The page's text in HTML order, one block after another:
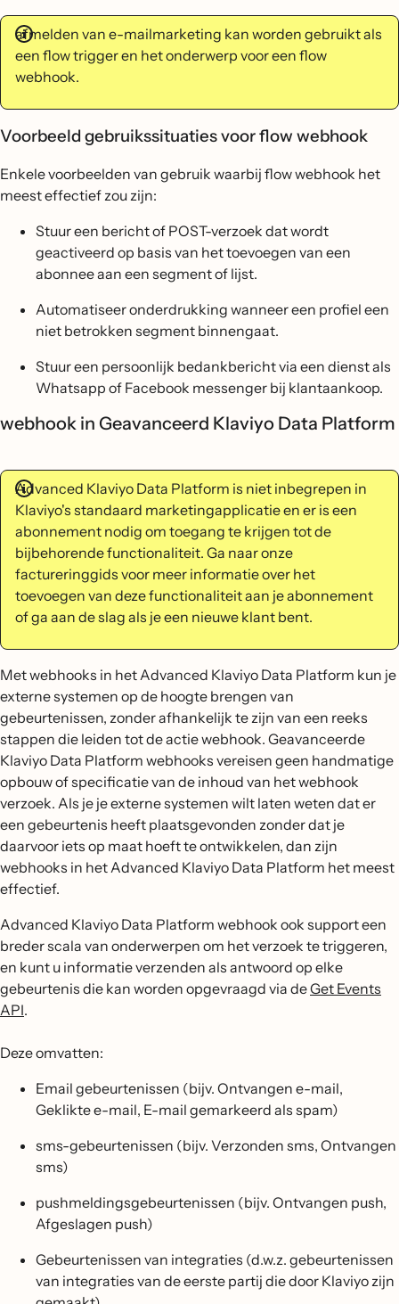
afmelden van e-mailmarketing kan worden gebruikt als
een flow trigger en het onderwerp voor een flow
webhook.
Voorbeeld gebruikssituaties voor flow webhook
Enkele voorbeelden van gebruik waarbij flow webhook het
meest effectief zou zijn:
Stuur een bericht of POST-verzoek dat wordt
geactiveerd op basis van het toevoegen van een
abonnee aan een segment of lijst.
Automatiseer onderdrukking wanneer een profiel een
niet betrokken segment binnengaat.
Stuur een persoonlijk bedankbericht via een dienst als
Whatsapp of Facebook messenger bij klantaankoop.
webhook in Geavanceerd Klaviyo Data Platform
Advanced Klaviyo Data Platform is niet inbegrepen in
Klaviyo's standaard marketingapplicatie en er is een
abonnement nodig om toegang te krijgen tot de
bijbehorende functionaliteit. Ga naar onze
factureringgids voor meer informatie over het
toevoegen van deze functionaliteit aan je abonnement
of ga aan de slag als je een nieuwe klant bent.
Met webhooks in het Advanced Klaviyo Data Platform kun je
externe systemen op de hoogte brengen van
gebeurtenissen, zonder afhankelijk te zijn van een reeks
stappen die leiden tot de actie webhook. Geavanceerde
Klaviyo Data Platform webhooks vereisen geen handmatige
opbouw of specificatie van de inhoud van het webhook
verzoek. Als je je externe systemen wilt laten weten dat er
een gebeurtenis heeft plaatsgevonden zonder dat je
daarvoor iets op maat hoeft te ontwikkelen, dan zijn
webhooks in het Advanced Klaviyo Data Platform het meest
effectief.
Advanced Klaviyo Data Platform webhook ook support een
breder scala van onderwerpen om het verzoek te triggeren,
en kunt u informatie verzenden als antwoord op elke
gebeurtenis die kan worden opgevraagd via deGet Events
API.
Deze omvatten:
Email gebeurtenissen (bijv. Ontvangen e-mail,
Geklikte e-mail, E-mail gemarkeerd als spam)
sms-gebeurtenissen (bijv. Verzonden sms, Ontvangen
sms)
pushmeldingsgebeurtenissen (bijv. Ontvangen push,
Afgeslagen push)
Gebeurtenissen van integraties (d.w.z. gebeurtenissen
van integraties van de eerste partij die door Klaviyo zijn